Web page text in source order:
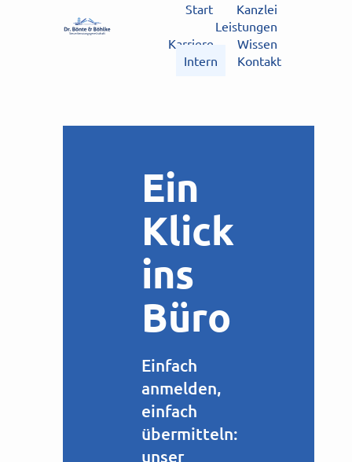
Start
Kanzlei
Leistungen
Karriere
Wissen
Intern
Kontakt
Ein
Klick
ins
Büro
Einfach
anmelden,
einfach
übermitteln:
unser